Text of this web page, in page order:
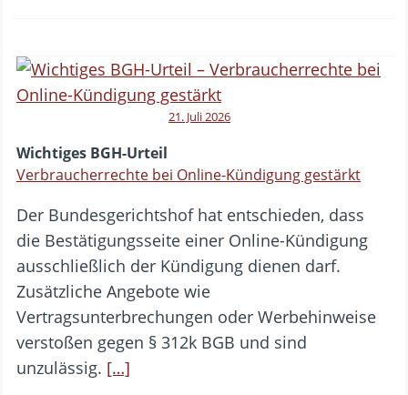
21. Juli 2026
Wichtiges BGH-Urteil
Verbraucherrechte bei Online-Kündigung gestärkt
Der Bundesgerichtshof hat entschieden, dass
die Bestätigungsseite einer Online-Kündigung
ausschließlich der Kündigung dienen darf.
Zusätzliche Angebote wie
Vertragsunterbrechungen oder Werbehinweise
verstoßen gegen § 312k BGB und sind
unzulässig. […]